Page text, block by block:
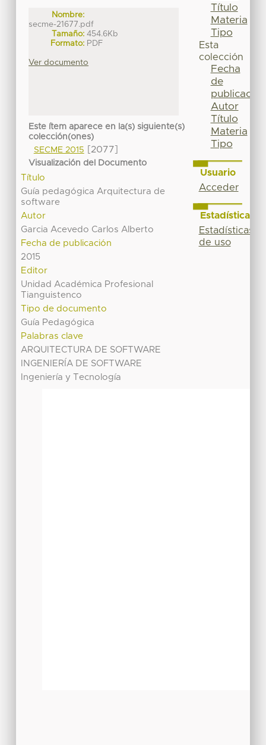
Nombre:
secme-21677.pdf
Tamaño: 454.6Kb
Formato: PDF
Ver documento
Este ítem aparece en la(s) siguiente(s)
colección(ones)
SECME 2015
[2077]
Visualización del Documento
Título
Guía pedagógica Arquitectura de
software
Autor
Garcia Acevedo Carlos Alberto
Fecha de publicación
2015
Editor
Unidad Académica Profesional
Tianguistenco
Tipo de documento
Guía Pedagógica
Palabras clave
ARQUITECTURA DE SOFTWARE
INGENIERÍA DE SOFTWARE
Ingeniería y Tecnología
Título
Materia
Tipo
Esta
colección
Fecha
de
publicación
Autor
Título
Materia
Tipo
Usuario
Acceder
Estadísticas
Estadísticas
de uso